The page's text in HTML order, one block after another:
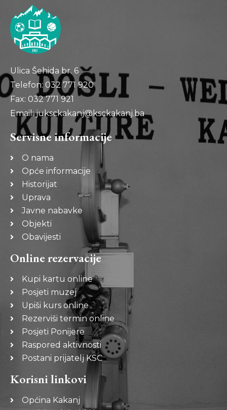
Ulica Šehida br. 6
Telefon: 032 771 920
Fax: 032 771 921
Email: juksckakanj@ksckakanj.ba
Servisne informacije
O nama
Opće informacije
Historijat
Uprava
Javne nabavke
Objekti
Obavijesti
Online rezervacije
Kupi kartu online
Posjeti muzej
Upiši kurs online
Rezerviši termin online
Posjeti Ponijere
Raspored aktivnosti
Postani prijatelj KSC
Korisni linkovi
Općina Kakanj